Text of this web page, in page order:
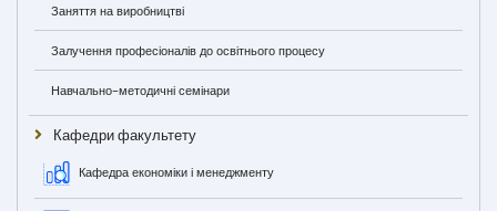
Заняття на виробництві
Залучення професіоналів до освітнього процесу
Навчально-методичні семінари
Кафедри факультету
Кафедра економіки і менеджменту